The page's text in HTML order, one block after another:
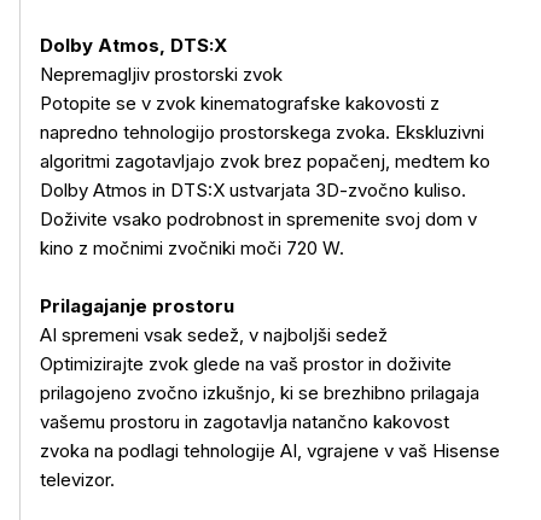
Dolby Atmos, DTS:X
Nepremagljiv prostorski zvok
Potopite se v zvok kinematografske kakovosti z
napredno tehnologijo prostorskega zvoka. Ekskluzivni
algoritmi zagotavljajo zvok brez popačenj, medtem ko
Dolby Atmos in DTS:X ustvarjata 3D-zvočno kuliso.
Doživite vsako podrobnost in spremenite svoj dom v
kino z močnimi zvočniki moči 720 W.
Prilagajanje prostoru
AI spremeni vsak sedež, v najboljši sedež
Optimizirajte zvok glede na vaš prostor in doživite
prilagojeno zvočno izkušnjo, ki se brezhibno prilagaja
vašemu prostoru in zagotavlja natančno kakovost
zvoka na podlagi tehnologije AI, vgrajene v vaš Hisense
televizor.